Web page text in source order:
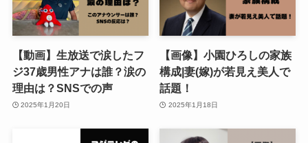
【動画】生放送で涙したフ
ジ37歳男性アナは誰？涙の
理由は？SNSでの声
2025年1月20日
【画像】小園ひろしの家族
構成|妻(嫁)が若見え美人で
話題！
2025年1月18日